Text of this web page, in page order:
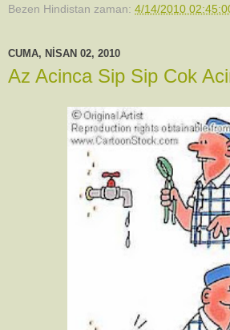
Bezen Hindistan zaman: 4/14/2010
CUMA, NISAN 02, 2010
Az Acinca Sip Sip Cok